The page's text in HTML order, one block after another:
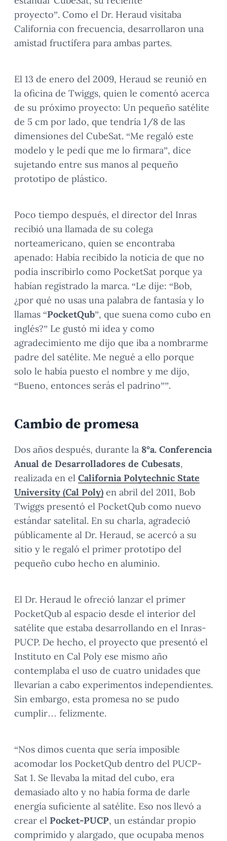
proyecto”. Como el Dr. Heraud visitaba
California con frecuencia, desarrollaron una
amistad fructífera para ambas partes.
El 13 de enero del 2009, Heraud se reunió en
la oficina de Twiggs, quien le comentó acerca
de su próximo proyecto: Un pequeño satélite
de 5 cm por lado, que tendría 1/8 de las
dimensiones del CubeSat. “Me regaló este
modelo y le pedí que me lo firmara”, dice
sujetando entre sus manos al pequeño
prototipo de plástico.
Poco tiempo después, el director del Inras
recibió una llamada de su colega
norteamericano, quien se encontraba
apenado: Había recibido la noticia de que no
podía inscribirlo como PocketSat porque ya
habían registrado la marca. “Le dije: “Bob,
¿por qué no usas una palabra de fantasía y lo
llamas “PocketQub”, que suena como cubo en
inglés?” Le gustó mi idea y como
agradecimiento me dijo que iba a nombrarme
padre del satélite. Me negué a ello porque
solo le había puesto el nombre y me dijo,
“Bueno, entonces serás el padrino””.
Cambio de promesa
Dos años después, durante la 8°a. Conferencia
Anual de Desarrolladores de Cubesats,
realizada en el California Polytechnic State
University (Cal Poly) en abril del 2011, Bob
Twiggs presentó el PocketQub como nuevo
estándar satelital. En su charla, agradeció
públicamente al Dr. Heraud, se acercó a su
sitio y le regaló el primer prototipo del
pequeño cubo hecho en aluminio.
El Dr. Heraud le ofreció lanzar el primer
PocketQub al espacio desde el interior del
satélite que estaba desarrollando en el Inras-
PUCP. De hecho, el proyecto que presentó el
Instituto en Cal Poly ese mismo año
contemplaba el uso de cuatro unidades que
llevarían a cabo experimentos independientes.
Sin embargo, esta promesa no se pudo
cumplir… felizmente.
“Nos dimos cuenta que sería imposible
acomodar los PocketQub dentro del PUCP-
Sat 1. Se llevaba la mitad del cubo, era
demasiado alto y no había forma de darle
energía suficiente al satélite. Eso nos llevó a
crear el Pocket-PUCP, un estándar propio
comprimido y alargado, que ocupaba menos